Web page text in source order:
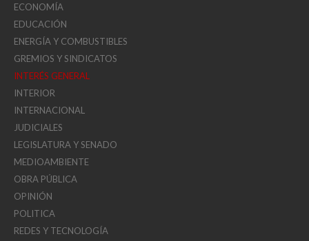
ECONOMÍA
EDUCACIÓN
ENERGÍA Y COMBUSTIBLES
GREMIOS Y SINDICATOS
INTERÉS GENERAL
INTERIOR
INTERNACIONAL
JUDICIALES
LEGISLATURA Y SENADO
MEDIOAMBIENTE
OBRA PÚBLICA
OPINIÓN
POLITICA
REDES Y TECNOLOGÍA